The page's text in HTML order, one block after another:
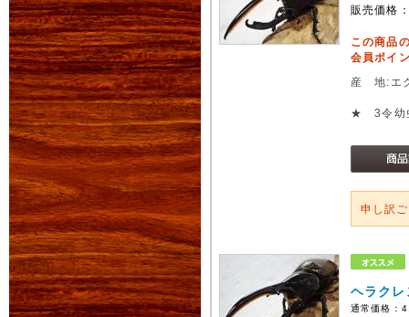
販売価格
この商品
会員ポイ
産 地:エ
★ 3令幼
申し訳
ヘラク
通常価格：